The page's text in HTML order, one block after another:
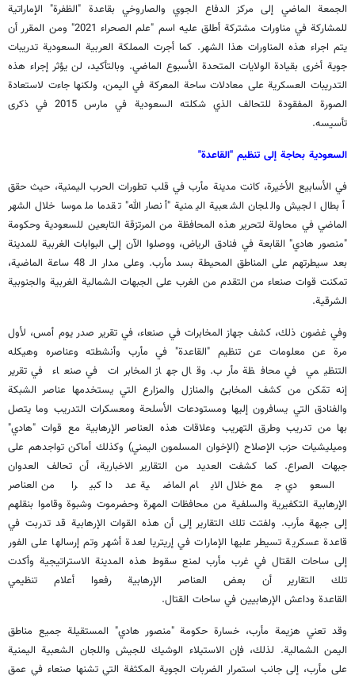
الجمعة الماضي إلى مركز الدفاع الجوي والصاروخي بقاعدة "الظفرة" الإماراتية
للمشاركة في مناورات مشتركة أطلق عليه اسم "علم الصحراء 2021" ومن المقرر أن
يتم اجراء هذه المناورات هذا الشهر. كما أجرت المملكة العربية السعودية تدريبات
جوية أخرى بقيادة الولايات المتحدة الأسبوع الماضي. وبالتأكيد، لن يؤثر إجراء هذه
التدريبات العسكرية على معادلات ساحة المعركة في اليمن، ولكنها جاءت لاستعادة
الصورة المفقودة للتحالف الذي شكلته السعودية في مارس 2015 في ذكرى
تأسيسه.
السعودية بحاجة إلى تنظيم "القاعدة"
في الأسابيع الأخيرة، كانت مدينة مأرب في قلب تطورات الحرب اليمنية، حيث حقق
أبطال الجيش واللجان الشعبية اليمنية "أنصار الله" تقدما ملموسا خلال الشهر
الماضي في محاولة لتحرير هذه المحافظة من المرتزقة التابعين للسعودية وحكومة
"منصور هادي" القابعة في فنادق الرياض، ووصلوا الآن إلى البوابات الغربية للمدينة
بعد سيطرتهم على المناطق المحيطة بسد مأرب. وعلى مدار الـ 48 ساعة الماضية،
تمكنت قوات صنعاء من التقدم من الغرب على الجبهات الشمالية الغربية والجنوبية
الشرقية.
وفي غضون ذلك، كشف جهاز المخابرات في صنعاء، في تقرير صدر يوم أمس، لأول
مرة عن معلومات عن تنظيم "القاعدة" في مأرب وأنشطته وعناصره وهيكله
التنظيمي في محافظة مأرب. وقال جهاز المخابرات في صنعاء في تقرير
إنه تمّكن من كشف المخابئ والمنازل والمزارع التي يستخدمها عناصر الشبكة
والفنادق التي يسافرون إليها ومستودعات الأسلحة ومعسكرات التدريب وما يتصل
بها من تدريب وطرق التهريب وعلاقات هذه العناصر الإرهابية مع قوات "هادي"
وميليشيات حزب الإصلاح (الإخوان المسلمون اليمني) وكذلك أماكن تواجدهم على
جبهات الصراع. كما كشفت العديد من التقارير الاخبارية، أن تحالف العدوان
السعودي جمع خلال الايام الماضية عددا كبيرا من العناصر
الإرهابية التكفيرية والسلفية من محافظات المهرة وحضرموت وشبوة وقاموا بنقلهم
إلى جبهة مأرب. ولفتت تلك التقارير إلى أن هذه القوات الإرهابية قد تدربت في
قاعدة عسكرية تسيطر عليها الإمارات في إريتريا لعدة أشهر وتم إرسالها على الفور
إلى ساحات القتال في غرب مأرب لمنع سقوط هذه المدينة الاستراتيجية وأكدت
تلك التقارير أن بعض العناصر الإرهابية رفعوا أعلام تنظيمي
القاعدة وداعش الإرهابيين في ساحات القتال.
وقد تعني هزيمة مأرب، خسارة حكومة "منصور هادي" المستقيلة جميع مناطق
اليمن الشمالية. لذلك، فإن الاستيلاء الوشيك للجيش واللجان الشعبية اليمنية
على مأرب، إلى جانب استمرار الضربات الجوية المكثفة التي تشنها صنعاء في عمق